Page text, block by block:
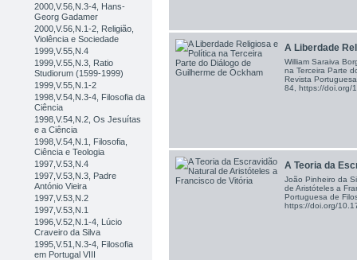
2000,V.56,N.3-4, Hans-
Georg Gadamer
2000,V.56,N.1-2, Religião,
Violência e Sociedade
1999,V.55,N.4
1999,V.55,N.3, Ratio
Studiorum (1599-1999)
1999,V.55,N.1-2
1998,V.54,N.3-4, Filosofia da
Ciência
1998,V.54,N.2, Os Jesuítas
e a Ciência
1998,V.54,N.1, Filosofia,
Ciência e Teologia
1997,V.53,N.4
1997,V.53,N.3, Padre
António Vieira
1997,V.53,N.2
1997,V.53,N.1
1996,V.52,N.1-4, Lúcio
Craveiro da Silva
1995,V.51,N.3-4, Filosofia
em Portugal VIII
A Liberdade
William Saraiva
na Terceira Parte
Revista
84, https://doi.org/
A Teoria da
João Pinheiro da
de Aristóteles a
Portuguesa de
https://doi.org/